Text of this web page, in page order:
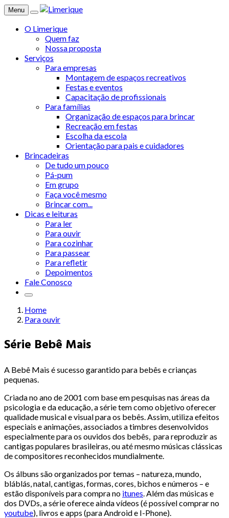
Menu
O Limerique
Quem faz
Nossa proposta
Serviços
Para empresas
Montagem de espaços recreativos
Festas e eventos
Capacitação de profissionais
Para famílias
Organização de espaços para brincar
Recreação em festas
Escolha da escola
Orientação para pais e cuidadores
Brincadeiras
De tudo um pouco
Pá-pum
Em grupo
Faça você mesmo
Brincar com...
Dicas e leituras
Para ler
Para ouvir
Para cozinhar
Para passear
Para refletir
Depoimentos
Fale Conosco
Home
Para ouvir
Série Bebê Mais
A Bebê Mais é sucesso garantido para bebês e crianças
pequenas.
Criada no ano de 2001 com base em pesquisas nas áreas da
psicologia e da educação, a série tem como objetivo oferecer
qualidade musical e visual para os bebês. Assim, utiliza efeitos
especiais e animações, associados a timbres desenvolvidos
especialmente para os ouvidos dos bebês, para reproduzir as
cantigas populares brasileiras, ou até mesmo músicas clássicas
de compositores reconhecidos mundialmente.
Os álbuns são organizados por temas – natureza, mundo,
bláblás, natal, cantigas, formas, cores, bichos e números – e
estão disponíveis para compra no itunes. Além das músicas e
dos DVDs, a série oferece ainda vídeos (é possível comprar no
youtube), livros e apps (para Android e I-Phone).